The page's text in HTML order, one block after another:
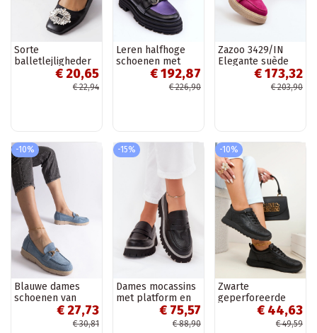
Sorte
balletlejligheder
med Miren broche
€ 20,65
€ 22,94
Leren halfhoge
schoenen met
zware zool Elkiza
zwarte en paarse
€ 192,87
€ 226,90
Zazoo 3429/IN
Elegante suède
mocassins met
ornamenten roze
€ 173,32
€ 203,90
-10%
Blauwe dames
schoenen van
kunstsuède€ 27,73
€ 30,81
-15%
Dames mocassins
met platform en
platte hak „Big
Star NN274049"
€ 75,57
€ 88,90
-10%
Zwarte
geperforeerde
instap sportieve
schoenen SIone
€ 44,63
€ 49,59